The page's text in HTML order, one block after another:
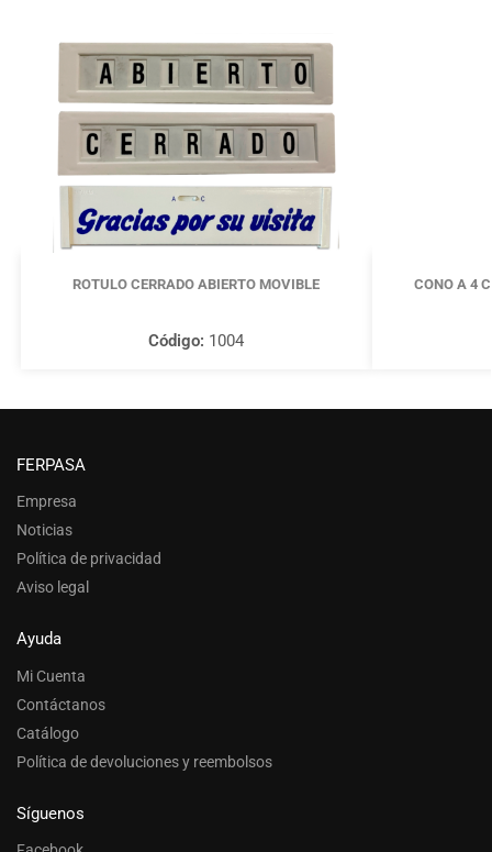
ROTULO CERRADO ABIERTO MOVIBLE
Código: 1004
CONO A 4
FERPASA
Empresa
Noticias
Política de privacidad
Aviso legal
Ayuda
Mi Cuenta
Contáctanos
Catálogo
Política de devoluciones y reembolsos
Síguenos